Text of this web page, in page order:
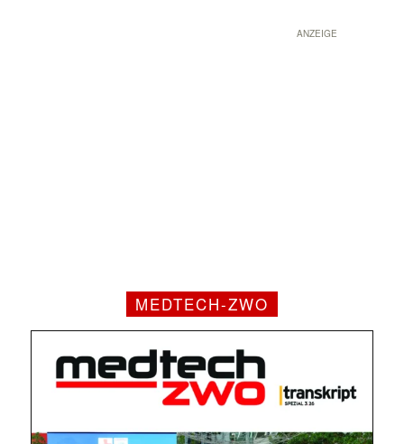
ANZEIGE
MEDTECH-ZWO